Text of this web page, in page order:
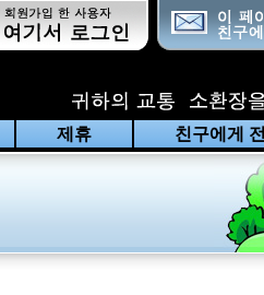
제휴 친구에게